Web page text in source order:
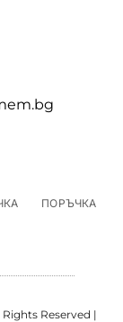
ПОРЪЧКА
Reserved |